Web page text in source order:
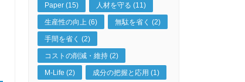
Paper (15) 人材を守る (11)
生産性の向上 (6) 無駄を省く (2)
手間を省く (2)
コストの削減・維持 (2)
M-Life (2) 成分の把握と応用 (1)